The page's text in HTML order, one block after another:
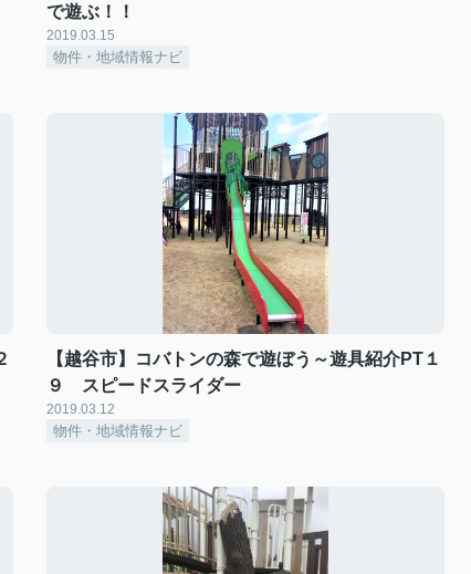
で遊ぶ！！
2019.03.15
物件・地域情報ナビ
【越谷市】コバトンの森で遊ぼう～遊具紹介PT１
９ スピードスライダー
2019.03.12
物件・地域情報ナビ